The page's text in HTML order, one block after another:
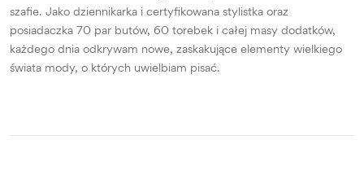
szafie. Jako dziennikarka i certyfikowana stylistka oraz
posiadaczka 70 par butów, 60 torebek i całej masy dodatków,
każdego dnia odkrywam nowe, zaskakujące elementy wielkiego
świata mody, o których uwielbiam pisać.